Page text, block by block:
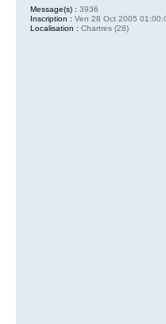
Message(s) : 3936
Inscription : Ven 28 Oct 2005
Localisation : Chartres (28)